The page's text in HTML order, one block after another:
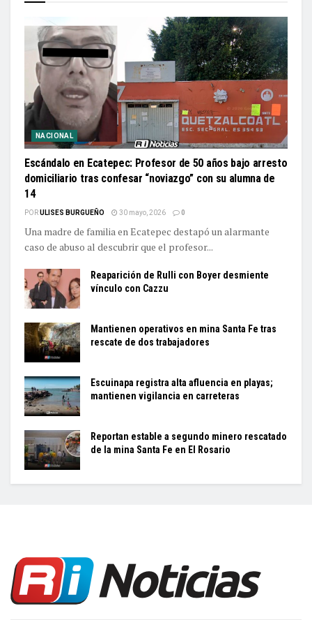
NACIONAL
Escándalo en Ecatepec: Profesor de 50 años bajo arresto
domiciliario tras confesar “noviazgo” con su alumna de
14
PORULISES BURGUEÑO 30 mayo, 2026 0
Una madre de familia en Ecatepec destapó un alarmante
caso de abuso al descubrir que el profesor...
Reaparición de Rulli con Boyer desmiente
vínculo con Cazzu
Mantienen operativos en mina Santa Fe tras
rescate de dos trabajadores
Escuinapa registra alta afluencia en playas;
mantienen vigilancia en carreteras
Reportan estable a segundo minero rescatado
de la mina Santa Fe en El Rosario